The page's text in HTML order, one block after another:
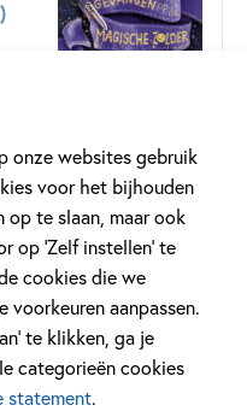
onze websites gebruik
voor het bijhouden
op te slaan, maar ook
op ‘Zelf instellen’ te
cookies die we
voorkeuren aanpassen.
te klikken, ga je
categorieën cookies
statement.
Hardcover:
17,99
kleermakers. Van
winkel te vinden voor de